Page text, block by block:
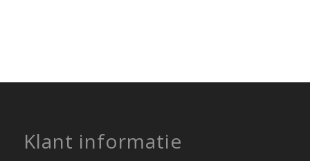
Klant informatie